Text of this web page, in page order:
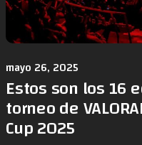
mayo 26, 2025
Estos son los 16
torneo de
Cup 2025